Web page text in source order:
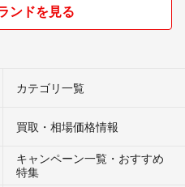
ンドを見る
カテゴリ一覧
買取・相場価格情報
キャンペーン一覧・おすすめ
特集